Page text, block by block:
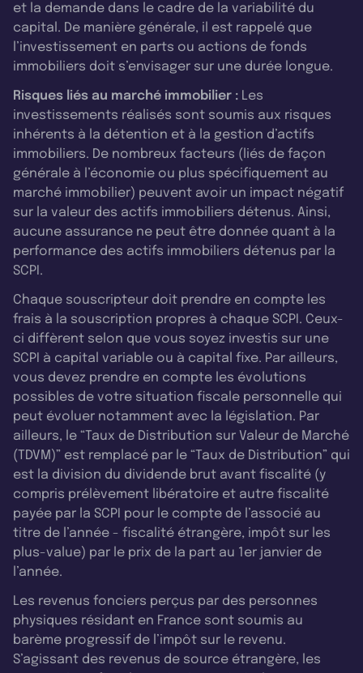
et la demande dans le cadre de la variabilité du
capital. De manière générale, il est rappelé que
l’investissement en parts ou actions de fonds
immobiliers doit s’envisager sur une durée longue.
Risques liés au marché immobilier : Les
investissements réalisés sont soumis aux risques
inhérents à la détention et à la gestion d’actifs
immobiliers. De nombreux facteurs (liés de façon
générale à l’économie ou plus spécifiquement au
marché immobilier) peuvent avoir un impact négatif
sur la valeur des actifs immobiliers détenus. Ainsi,
aucune assurance ne peut être donnée quant à la
performance des actifs immobiliers détenus par la
SCPI.
Chaque souscripteur doit prendre en compte les
frais à la souscription propres à chaque SCPI. Ceux-
ci diffèrent selon que vous soyez investis sur une
SCPI à capital variable ou à capital fixe. Par ailleurs,
vous devez prendre en compte les évolutions
possibles de votre situation fiscale personnelle qui
peut évoluer notamment avec la législation. Par
ailleurs, le “Taux de Distribution sur Valeur de Marché
(TDVM)” est remplacé par le “Taux de Distribution” qui
est la division du dividende brut avant fiscalité (y
compris prélèvement libératoire et autre fiscalité
payée par la SCPI pour le compte de l’associé au
titre de l’année - fiscalité étrangère, impôt sur les
plus-value) par le prix de la part au 1er janvier de
l’année.
Les revenus fonciers perçus par des personnes
physiques résidant en France sont soumis au
barème progressif de l’impôt sur le revenu.
S’agissant des revenus de source étrangère, les